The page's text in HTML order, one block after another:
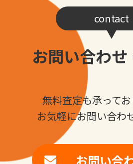
contact
お問い合わ
無料査定も承って
お気軽にお問い合わ
お問い合